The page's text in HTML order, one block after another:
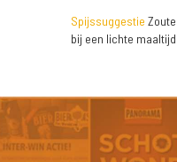
Spijssuggestie
bij een lichte